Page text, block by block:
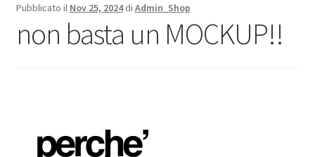
PRODUZIONE
Pubblicato il Nov 25, 2024 di Admin_Shop
non basta un MOCKUP!!